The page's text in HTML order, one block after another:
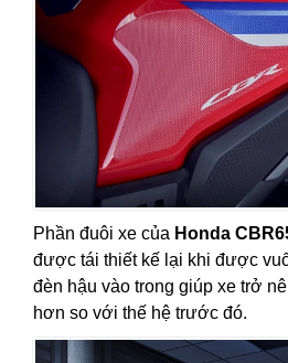
Phần đuôi xe của Honda
được tái thiết kế lại khi được
đèn hậu vào trong giúp xe trở
hơn so với thế hệ trước đó.